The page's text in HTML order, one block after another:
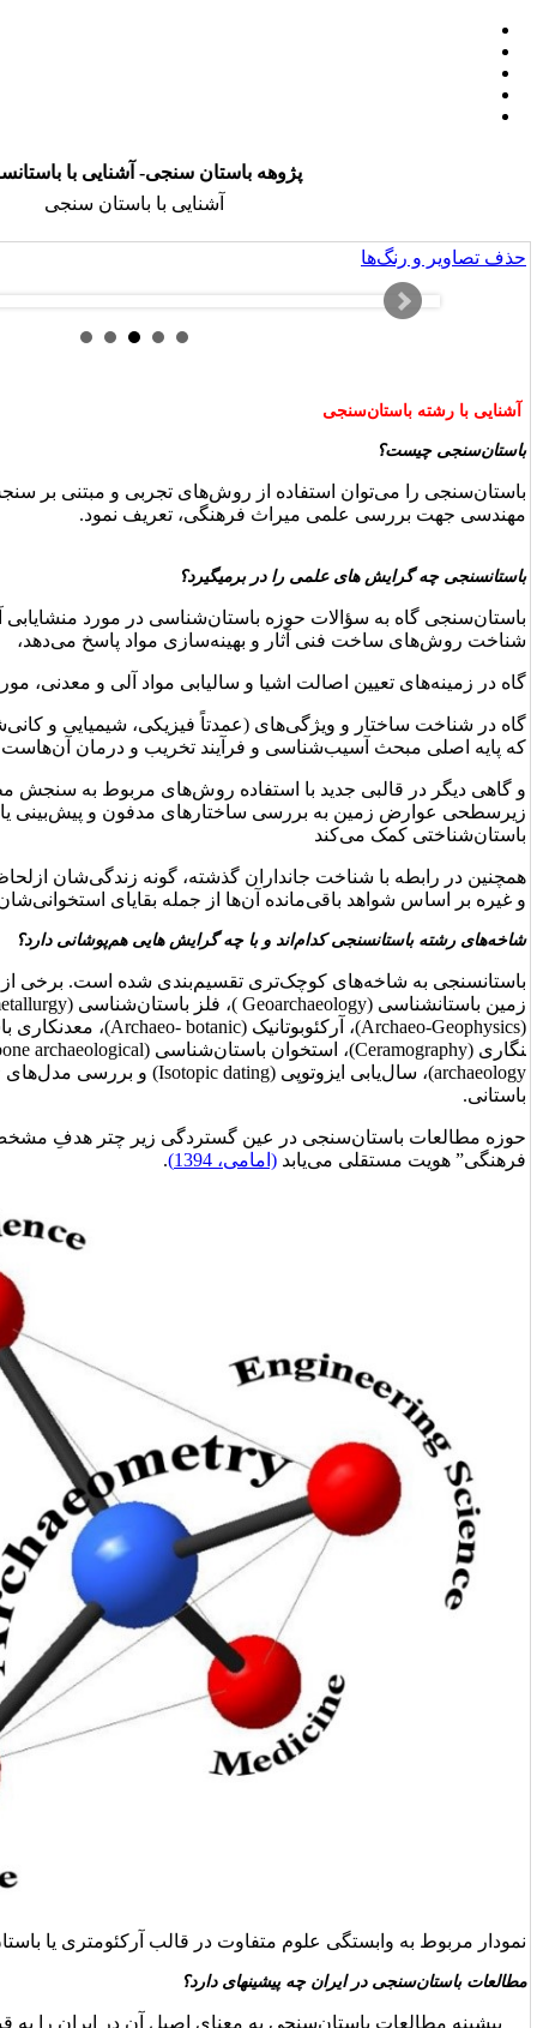
باستان سنجی- آشنایی با باستانسنجی
روش‌های تجربی و مبتنی بر سنجشِ برآمده از علوم پایه و علوم
فرهنگی، تعریف نمود.
برمی­گیرد؟
در مورد منشایابی آثار، فرآیندهای معدن کاری،
بهینه‌سازی مواد پاسخ می‌دهد،
و سالیابی مواد آلی و معدنی، مورد استفاده قرار می‌گیرد،
(عمدتاً فیزیکی، شیمیایی و کانی‌شناختی) مواد باستانی و موزه‌ای
فرآیند تخریب و درمان آن‌هاست به کار گرفته می‌شود
روش‌های مربوط به سنجش مظاهر و محتویات رو سطحی و
ساختارهای مدفون و پیش‌بینی یافته‌های کاوش‌های
گذشته، گونه زندگی‌شان ازلحاظ اقلیمی و همچنین گونه مرگشان
آن‌ها از جمله بقایای استخوانی‌شان به کار گرفته می‌شود.
با چه گرایش ­هایی هم‌پوشانی دارد؟
تقسیم‌بندی شده است. برخی از این زیرشاخه‌ها عبارت‌اند از:
)، فلز باستان‌شناسی (Archaeometallurgy)، آرکئوژئوفیزیک
(
Archaeo- botanic)، معدنکاری باستانی (Ancient mining)، سفال­
باستان‌شناسی (archaeological
bone)، جانور باستان‌شناسی (Zoo
Isotopic dating ) و بررسی مدل‌های ژئوشیمیایی. ملات‌شناسی
عین گستردگی زیر چتر هدفِ مشخصِ” مطالعات علمی میراث
1394)
.
در قالب آرکئومتری یا باستان‌سنجی
دارد؟
معنای اصیل آن در ایران را به قبل از انقلاب و حاصل مطالعات